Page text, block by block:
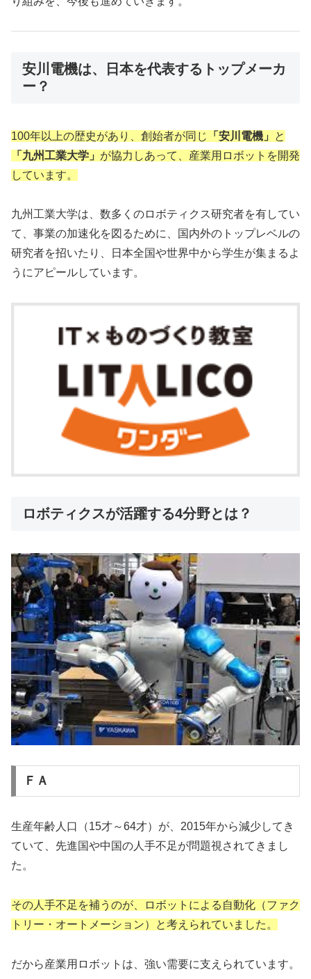
安川電機は、日本を代表するトップメーカ
ー？
100年以上の歴史があり、創始者が同じ 「安川電機」
と
「九州工業大学」 が協力しあって、産業用ロボットを開発
しています。
九州工業大学は、数多くのロボティクス研究者を有してい
て、事業の加速化を図るために、国内外のトップレベルの
研究者を招いたり、日本全国や世界中から学生が集まるよ
うにアピールしています。
ロボティクスが活躍する4分野とは？
ＦＡ
生産年齢人口（15才～64才）が、2015年から減少してき
ていて、先進国や中国の人手不足が問題視されてきまし
た。
その人手不足を補うのが、ロボットによる自動化（ファク
トリー・オートメーション）と考えられていました。
だから産業用ロボットは、強い需要に支えられています。